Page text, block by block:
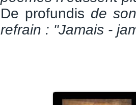
De profundis de
refrain : "Jamais -